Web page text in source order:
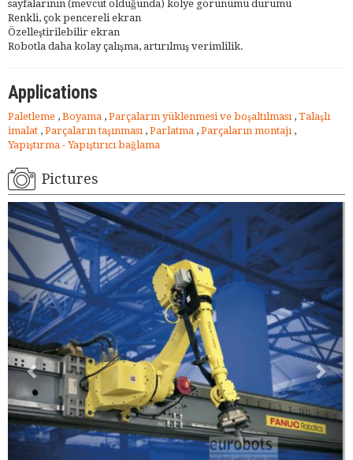
sayfalarının (mevcut olduğunda) kolye görünümü durumu
Renkli, çok pencereli ekran
Özelleştirilebilir ekran
Robotla daha kolay çalışma, artırılmış verimlilik.
Applications
Paletleme , Boyama , Parçaların yüklenmesi ve boşaltılması , Talaşlı
imalat , Parçaların taşınması , Parlatma , Parçaların montajı ,
Yapıştırma - Yapıştırıcı bağlama
Pictures